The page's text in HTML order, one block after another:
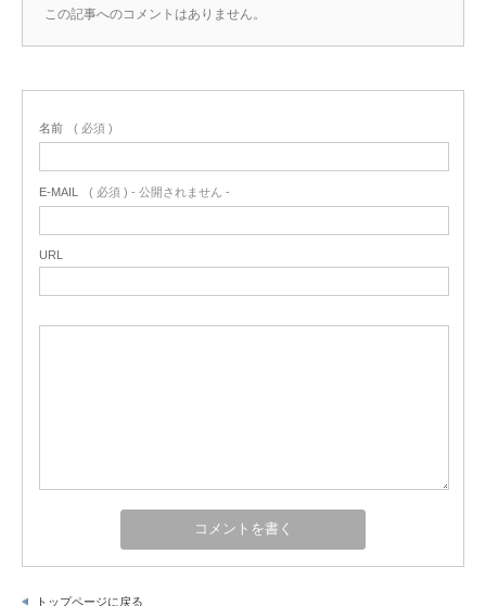
この記事へのコメントはありません。
名前 ( 必須 )
E-MAIL ( 必須 ) - 公開されません -
URL
トップページに戻る